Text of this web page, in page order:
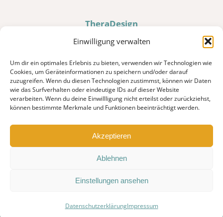
Einwilligung verwalten
Um dir ein optimales Erlebnis zu bieten, verwenden wir Technologien wie
Cookies, um Geräteinformationen zu speichern und/oder darauf
zuzugreifen. Wenn du diesen Technologien zustimmst, können wir Daten
wie das Surfverhalten oder eindeutige IDs auf dieser Website
verarbeiten. Wenn du deine Einwillligung nicht erteilst oder zurückziehst,
können bestimmte Merkmale und Funktionen beeinträchtigt werden.
Akzeptieren
Ablehnen
Einstellungen ansehen
DatenschutzerklärungImpressum
TheraDesign
Hochweiler 10 · D-87527 Sonthofen
Tel. 0176 80036185
info@theradesign.de
Datenschutz